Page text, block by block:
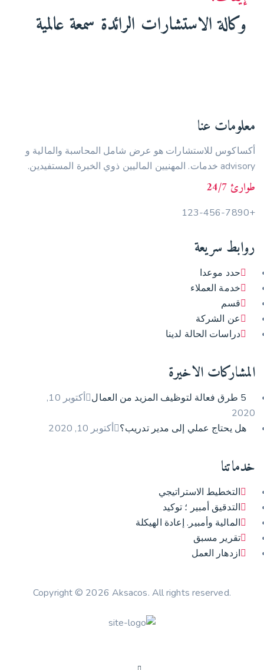
وكالة الاستشارات الرائدة سمعة عالمية
معلومات عنا
أكساكوس للاستشارات هو عرض شامل المحاسبة والمالية و
advisory خدمات. المهنيين الماليين ذوي الخبرة المستفيدين.
طوارئ 24/7
+123-456-7890
روابط سريعة
حدد موعدا
خدمة العملاء
قسم
عن الشركة
دراسات الحالة لدينا
المشاركات الاخيرة
5 طرق فعالة لتوظيف المزيد من العمال
أكتوبر 10,
2020
هل يحتاج عملي إلى مدير تدريب؟ أكتوبر 10, 2020
خدماتنا
التخطيط الاستراتيجي
التدقيق أمبير ؛ توكيد
المالية وأمبير. إعادة الهيكلة
تقرير مسبق
ازدهار العمل
Copyright © 2026 Aksacos. All rights reserved.